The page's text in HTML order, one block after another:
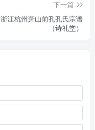
下一篇
浙江杭州萧山前孔孔氏宗谱
（诗礼堂）